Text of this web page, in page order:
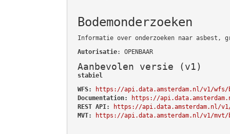
Bodemonderzoeken
Informatie over onderzoeken naar asbest,
Autorisatie: OPENBAAR
Aanbevolen versie (v1)
stabiel
WFS:
https://api.data.amsterdam.nl/v1/wfs/
Documentation:
https://
REST API:
https://api.data.amsterdam.nl/v1/
MVT:
https://api.data.amsterdam.nl/v1/mvt/